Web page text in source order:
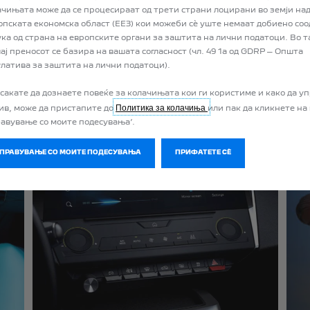
ВНАТРЕШНИ
PEUGEOTви нуди сите функции што ги очекувате од еден
може да се процесираат од трети страни лоцирани во земји
економска област (ЕЕЗ) кои можеби сѐ уште немаат добиено
од страна на европските органи за заштита на лични податоци. Во
преносот се базира на вашата согласност (чл. 49 1а од GDRP – Општа
за заштита на лични податоци).
да дознаете повеќе за колачињата кои ги користиме и како да
може да пристапите до Политика за колачиња или пак да кликнете на
со моите подесувања’.
УПРАВУВАЊЕ СО МОИТЕ ПОДЕСУВАЊА ПРИФАТЕТЕ СÈ